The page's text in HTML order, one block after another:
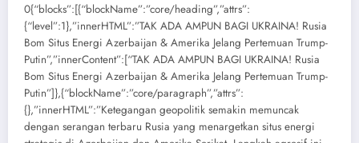
0{“blocks”:[{“blockName”:”core/heading”,”attrs”:
{“level”:1},”innerHTML”:”TAK ADA AMPUN BAGI UKRAINA! Rusia
Bom Situs Energi Azerbaijan & Amerika Jelang Pertemuan Trump-
Putin”,”innerContent”:[“TAK ADA AMPUN BAGI UKRAINA! Rusia
Bom Situs Energi Azerbaijan & Amerika Jelang Pertemuan Trump-
Putin”]},{“blockName”:”core/paragraph”,”attrs”:
{},”innerHTML”:”Ketegangan geopolitik semakin memuncak
dengan serangan terbaru Rusia yang menargetkan situs energi